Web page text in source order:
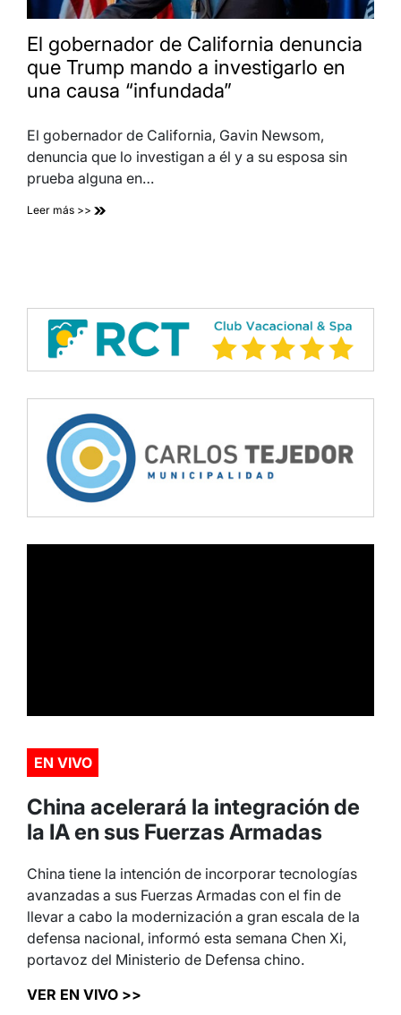
El gobernador de California denuncia
que Trump mando a investigarlo en
una causa “infundada”
El gobernador de California, Gavin Newsom,
denuncia que lo investigan a él y a su esposa sin
prueba alguna en…
Leer más >>
EN VIVO
China acelerará la integración de
la IA en sus Fuerzas Armadas
China tiene la intención de incorporar tecnologías
avanzadas a sus Fuerzas Armadas con el fin de
llevar a cabo la modernización a gran escala de la
defensa nacional, informó esta semana Chen Xi,
portavoz del Ministerio de Defensa chino.
VER EN VIVO >>